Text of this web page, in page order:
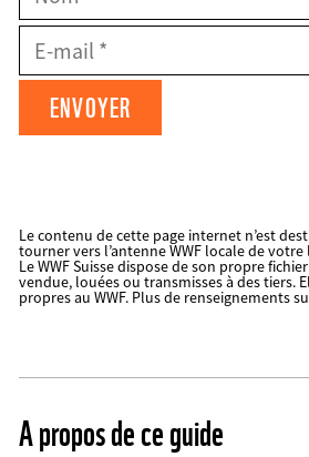
Mail
FIELDSET
fieldset
Le contenu de cette page internet n’est
tourner vers l’antenne WWF locale de votre
Le WWF Suisse dispose de son propre
vendue, louées ou transmisses à des tiers.
propres au WWF. Plus de renseignements
A propos de ce guide